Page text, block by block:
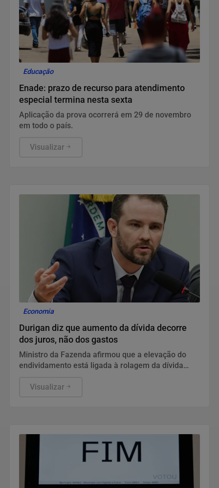
Educação
Enade: prazo de recurso para atendimento
especial termina nesta sexta
Aplicação da prova ocorrerá em 29 de novembro
em todo o país.
Visualizar
Economia
Durigan diz que aumento da dívida decorre
dos juros, não dos gastos
Ministro da Fazenda afirmou que a elevação do
endividamento está ligada à rolagem da dívida
Visualizar